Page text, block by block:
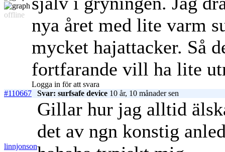
offline
nya året med lite varm
mycket hajattacker. Så
fortfarande vill ha lite
Logga in för att svara
#110667
Svar: surfsafe device 10 år, 10 månader sen
linnjonson
Gillar hur jag alltid
det av ngn konstig